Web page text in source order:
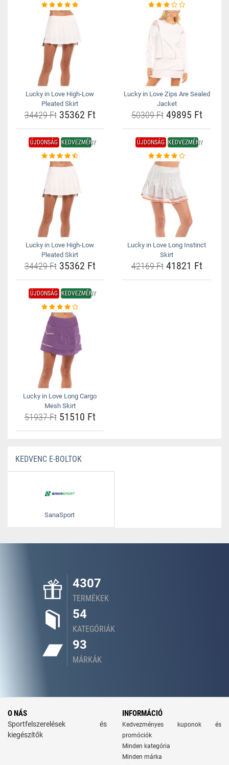
Lucky in Love High-Low
Pleated Skirt
34429 Ft35362 Ft
Lucky in Love Zips Are Sealed
Jacket
50309 Ft49895 Ft
ÚJDONSÁG KEDVEZMÉNY
Lucky in Love High-Low
Pleated Skirt
34429 Ft35362 Ft
ÚJDONSÁG KEDVEZMÉNY
Lucky in Love Long Instinct
Skirt
42169 Ft41821 Ft
ÚJDONSÁG KEDVEZMÉNY
Lucky in Love Long Cargo
Mesh Skirt
51937 Ft51510 Ft
KEDVENC E-BOLTOK
SanaSport
4307
TERMÉKEK
54
KATEGÓRIÁK
93
MÁRKÁK
O NÁS
Sportfelszerelések és
kiegészítők
INFORMÁCIÓ
Kedvezményes kuponok és
promóciók
Minden kategória
Minden márka